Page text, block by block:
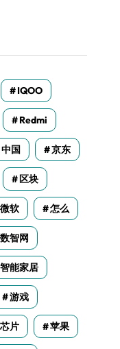
IQOO
Redmi
中国 京东
区块
微软 怎么
数智网
智能家居
游戏
芯片 苹果